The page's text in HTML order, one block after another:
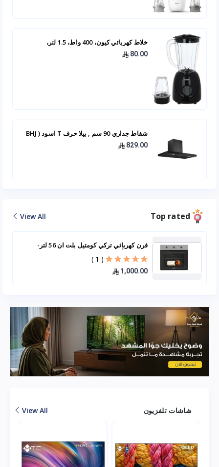
خلاط كهربائي كيون، 400 واط، 1.5 لتر،
BBB4015PP00 - اسود
80.00
شفاط جداري 90 سم , بيلا حرف T اسود ( BHJ
22 90 -BL )
829.00
Top rated
View All
فرن كهربائي تركي كومتيل بلت ان 56 لتر-
( 1 )
1,000.00
شاشات تلفزيون View All